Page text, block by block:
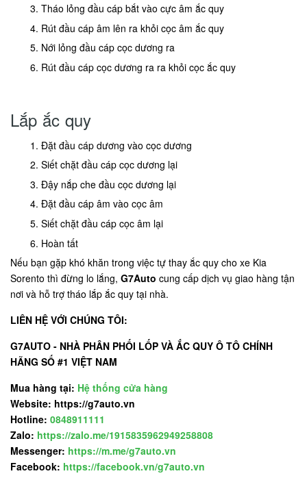
Tháo lỏng đầu cáp bắt vào cực âm ắc quy
Rút đầu cáp âm lên ra khỏi cọc âm ắc quy
Nới lỏng đầu cáp cọc dương ra
Rút đầu cáp cọc dương ra ra khỏi cọc ắc quy
Lắp ắc quy
Đặt đầu cáp dương vào cọc dương
Siết chặt đầu cáp cọc dương lại
Đậy nắp che đầu cọc dương lại
Đặt đầu cáp âm vào cọc âm
Siết chặt đầu cáp cọc âm lại
Hoàn tất
Nếu bạn gặp khó khăn trong việc tự thay ắc quy cho xe Kia
Sorento thì đừng lo lắng, G7Auto cung cấp dịch vụ giao hàng tận
nơi và hỗ trợ tháo lắp ắc quy tại nhà.
LIÊN HỆ VỚI CHÚNG TÔI:
G7AUTO - NHÀ PHÂN PHỐI LỐP VÀ ẮC QUY Ô TÔ CHÍNH
HÃNG SỐ #1 VIỆT NAM
Mua hàng tại: Hệ thống cửa hàng
Website: https://g7auto.vn
Hotline: 0848911111
Zalo: https://zalo.me/1915835962949258808
Messenger: https://m.me/g7auto.vn
Facebook: https://facebook.vn/g7auto.vn